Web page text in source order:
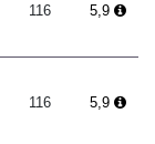
116
5,9
116
5,9